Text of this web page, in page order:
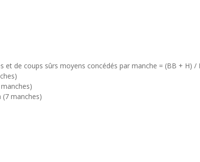
et de coups sûrs moyens concédés par manche = (BB + H) /
manches)